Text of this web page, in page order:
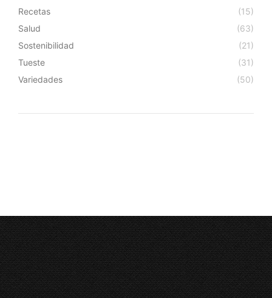
Recetas
(15)
Salud
(63)
Sostenibilidad
(21)
Tueste
(31)
Variedades
(50)